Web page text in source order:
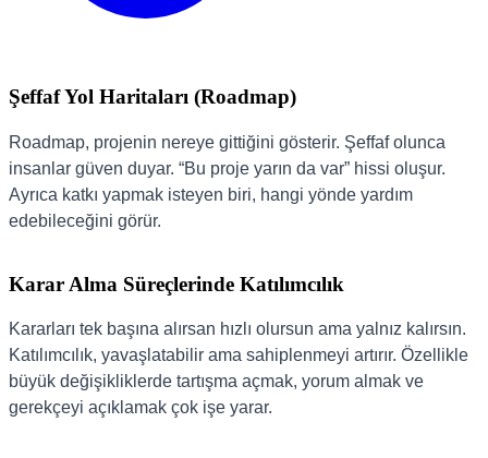
Şeffaf Yol Haritaları (Roadmap)
Roadmap, projenin nereye gittiğini gösterir. Şeffaf olunca
insanlar güven duyar. “Bu proje yarın da var” hissi oluşur.
Ayrıca katkı yapmak isteyen biri, hangi yönde yardım
edebileceğini görür.
Karar Alma Süreçlerinde Katılımcılık
Kararları tek başına alırsan hızlı olursun ama yalnız kalırsın.
Katılımcılık, yavaşlatabilir ama sahiplenmeyi artırır. Özellikle
büyük değişikliklerde tartışma açmak, yorum almak ve
gerekçeyi açıklamak çok işe yarar.